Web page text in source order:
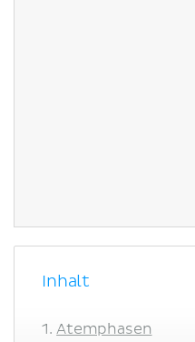
Inhalt
Atemphasen